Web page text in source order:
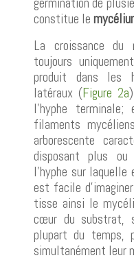
constitue le
La croissance du
toujours
produit dans les
latéraux (Figure 2a
l'hyphe
filaments
arborescente
disposant plus ou
l'hyphe sur laquelle
est facile
tisse ainsi le
cœur du substrat,
plupart du temps,
simultanément leur